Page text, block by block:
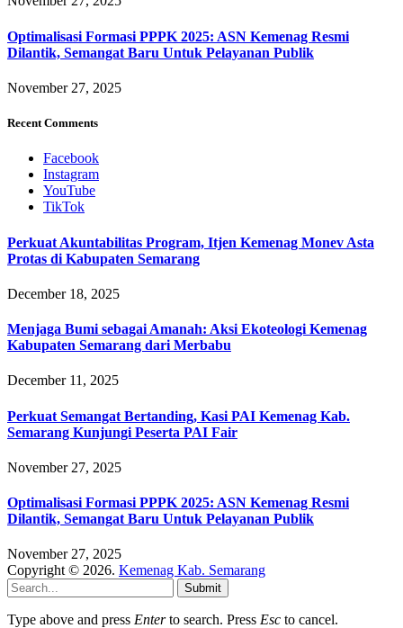
Optimalisasi Formasi PPPK 2025: ASN Kemenag Resmi
Dilantik, Semangat Baru Untuk Pelayanan Publik
November 27, 2025
Recent Comments
Facebook
Instagram
YouTube
TikTok
Perkuat Akuntabilitas Program, Itjen Kemenag Monev Asta
Protas di Kabupaten Semarang
December 18, 2025
Menjaga Bumi sebagai Amanah: Aksi Ekoteologi Kemenag
Kabupaten Semarang dari Merbabu
December 11, 2025
Perkuat Semangat Bertanding, Kasi PAI Kemenag Kab.
Semarang Kunjungi Peserta PAI Fair
November 27, 2025
Optimalisasi Formasi PPPK 2025: ASN Kemenag Resmi
Dilantik, Semangat Baru Untuk Pelayanan Publik
November 27, 2025
Copyright © 2026. Kemenag Kab. Semarang
Submit
Type above and press Enterto search. Press Esc to cancel.